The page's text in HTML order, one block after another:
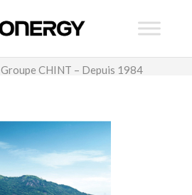
Groupe CHINT – Depuis 1984